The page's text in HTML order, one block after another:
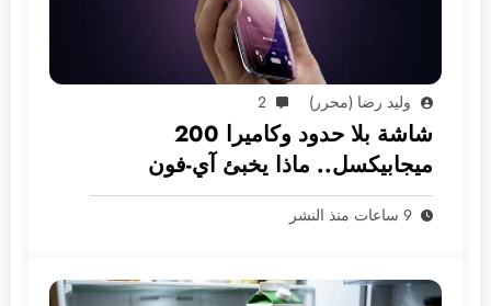
وليد رضا (محرر) 2
شاشة بلا حدود وكاميرا 200
ميجابيكسل.. ماذا يخبئ آي-فون
2028؟
9 ساعات منذ النشر